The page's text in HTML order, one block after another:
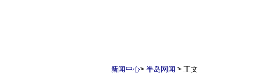
新闻中心> 半岛网闻 > 正文